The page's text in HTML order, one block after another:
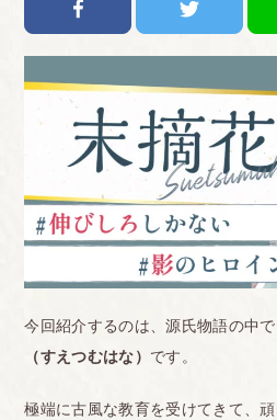
今回紹介するのは、源氏物語の中
（すえつむはな） です。
極端に古風な教育を受けてきて、頑